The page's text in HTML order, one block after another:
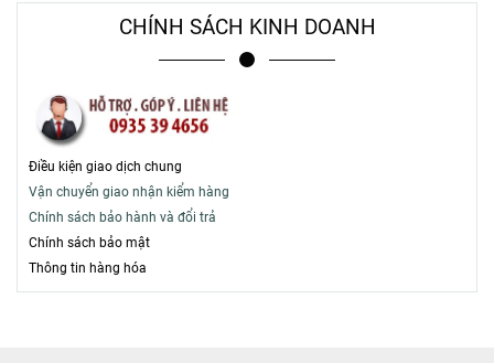
CHÍNH SÁCH KINH DOANH
Điều kiện giao dịch chung
Vận chuyển giao nhận kiểm hàng
Chính sách bảo hành và đổi trả
Chính sách bảo mật
Thông tin hàng hóa